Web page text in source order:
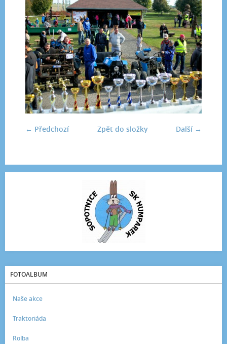
← Předchozí Další →
Zpět do složky
FOTOALBUM
Naše akce
Traktoriáda
Rolba